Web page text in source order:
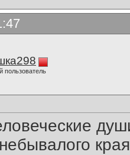
пользователь